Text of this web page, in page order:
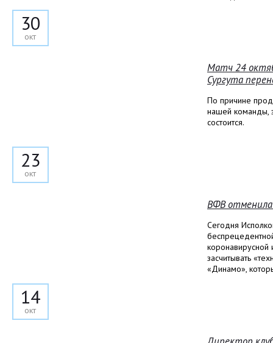
30
окт
23
окт
Матч 24
Сургута
По причине
нашей команды,
состоится.
14
окт
ВФВ отменила
Сегодня
засчитывать
«Динамо»,